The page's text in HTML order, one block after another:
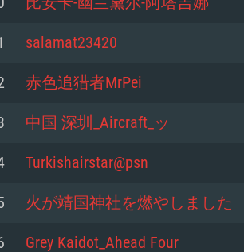
NVIDIA GeForce GTX
suportada: 720p
Core i5 2.2GHz
6 GB
Gráfica: Intel Iris Pro 5200
de 64bit
Dual-Core 2.4 GHz
4 GB
Gráfica: NVIDIA 660 com
(não mais de 6
比安卡-幽兰黛尔-阿塔吉娜
salamat23420
赤色追猎者MrPei
中国 深圳_Aircraft_ッ
Turkishairstar@psn
火が靖国神社を燃やしました
Grey Kaidot_Ahead Four